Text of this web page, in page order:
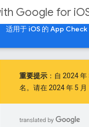
Google for
适用于 iOS 的 App Check
重要提示 ：自 2024 年
名。请在 2024 年 5